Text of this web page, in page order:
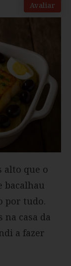
Avaliar
alto que o
bacalhau
por tudo.
casa da
a fazer